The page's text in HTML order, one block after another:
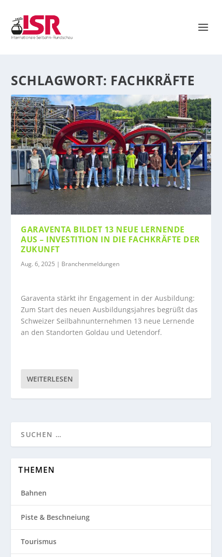
SCHLAGWORT: FACHKRÄFTE
GARAVENTA BILDET 13 NEUE LERNENDE
AUS – INVESTITION IN DIE FACHKRÄFTE DER
ZUKUNFT
Aug. 6, 2025 | Branchenmeldungen
Garaventa stärkt ihr Engagement in der Ausbildung:
Zum Start des neuen Ausbildungsjahres begrüßt das
Schweizer Seilbahnunternehmen 13 neue Lernende
an den Standorten Goldau und Uetendorf.
WEITERLESEN
THEMEN
Bahnen
Piste & Beschneiung
Tourismus